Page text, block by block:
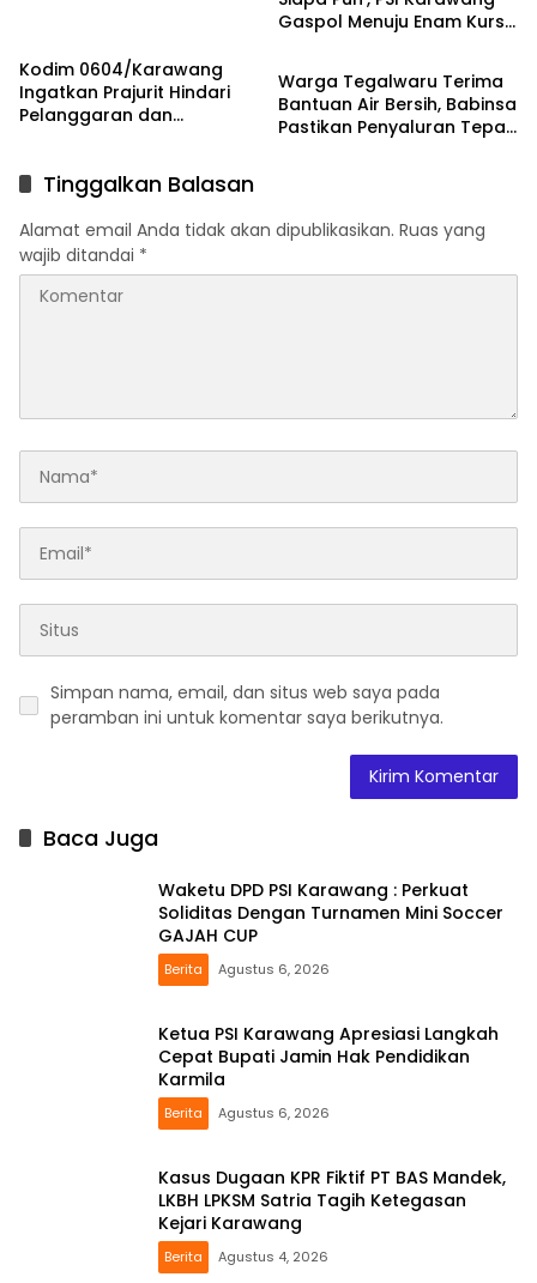
Gaspol Menuju Enam Kursi
Kodim 0604/Karawang
Ingatkan Prajurit Hindari
Pelanggaran dan
News
Warga Tegalwaru Terima
Bantuan Air Bersih, Babinsa
Pastikan Penyaluran Tepat
Tinggalkan Balasan
Alamat email Anda tidak akan dipublikasikan. Ruas yang
wajib ditandai *
Simpan nama, email, dan situs web saya pada
peramban ini untuk komentar saya berikutnya.
Baca Juga
Waketu DPD PSI Karawang : Perkuat
Soliditas Dengan Turnamen Mini Soccer
GAJAH CUP
Berita Agustus 6, 2026
Ketua PSI Karawang Apresiasi Langkah
Cepat Bupati Jamin Hak Pendidikan
Karmila
Berita Agustus 6, 2026
Kasus Dugaan KPR Fiktif PT BAS Mandek,
LKBH LPKSM Satria Tagih Ketegasan
Kejari Karawang
Berita Agustus 4, 2026